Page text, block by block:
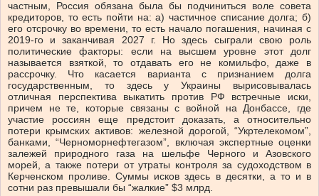
частным, Россия обязана была бы подчиниться воле совета
кредиторов, то есть пойти на: а) частичное списание долга; б)
его отсрочку во времени, то есть начало погашения, начиная с
2019-го и заканчивая 2027 г. Но здесь сыграли свою роль
политические факторы: если на высшем уровне этот долг
называется взяткой, то отдавать его не комильфо, даже в
рассрочку. Что касается варианта с признанием долга
государственным, то здесь у Украины вырисовывалась
отличная перспектива выкатить против РФ встречные иски,
причем не те, которые связаны с войной на Донбассе, где
участие россиян еще предстоит доказать, а относительно
потери крымских активов: железной дорогой, “Укртелекомом”,
банками, “Черноморнефтегазом”, включая экспертные оценки
залежей природного газа на шельфе Черного и Азовского
морей, а также потери от утраты контроля за судоходством в
Керченском проливе. Суммы исков здесь в десятки, а то и в
сотни раз превышали бы “жалкие” $3 млрд.